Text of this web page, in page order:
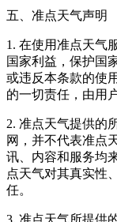
五、准点天气声明
1. 在使用准点天气
国家利益，保护国
或违反本条款的使
的一切责任，由用
2. 准点天气提供的
网，并不代表准点
讯、内容和服务均
点天气对其真实性
任。
3. 准点天气所提供